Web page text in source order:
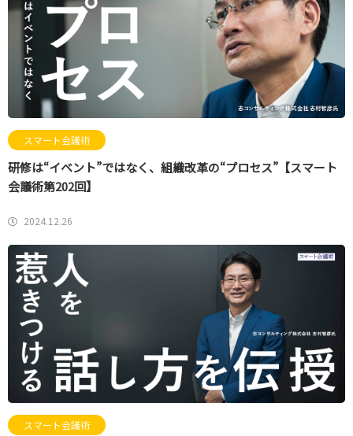
スマート会議術
研修は“イベント”ではなく、組織改革の“プロセス”【スマート
会議術第202回】
2024.12.26
スマート会議術